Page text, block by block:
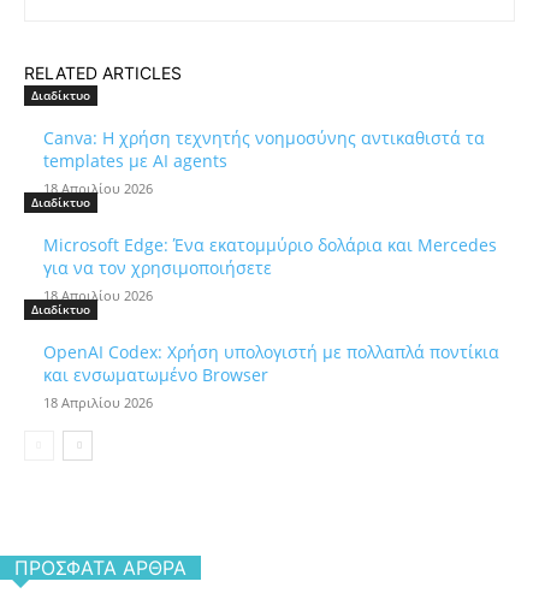
RELATED ARTICLES
Διαδίκτυο
Canva: Η χρήση τεχνητής νοημοσύνης αντικαθιστά τα
templates με AI agents
18 Απριλίου 2026
Διαδίκτυο
Microsoft Edge: Ένα εκατομμύριο δολάρια και Mercedes
για να τον χρησιμοποιήσετε
18 Απριλίου 2026
Διαδίκτυο
OpenAI Codex: Χρήση υπολογιστή με πολλαπλά ποντίκια
και ενσωματωμένο Browser
18 Απριλίου 2026
ΠΡΌΣΦΑΤΑ ΆΡΘΡΑ